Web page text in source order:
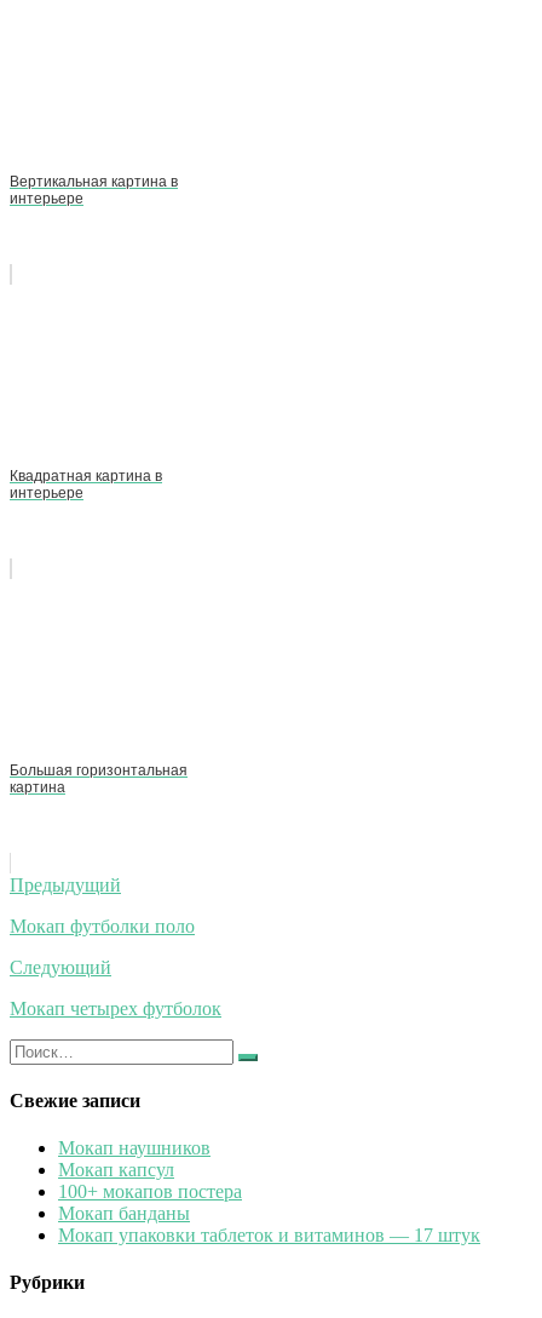
Вертикальная картина в
интерьере
Квадратная картина в
интерьере
Большая горизонтальная
картина
Навигация
по
записям
Предыдущий
Мокап футболки поло
Следующий
Мокап четырех футболок
Искать:
Найти
Свежие записи
Мокап наушников
Мокап капсул
100+ мокапов постера
Мокап банданы
Мокап упаковки таблеток и витаминов — 17 штук
Рубрики